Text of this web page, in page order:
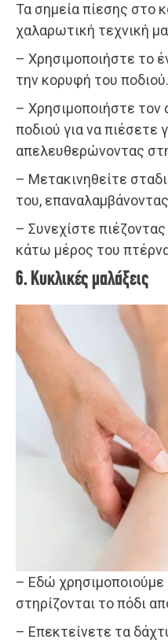
Τα σημεία πίεσης στο
χαλαρωτική τεχνική
– Χρησιμοποιήστε το
την κορυφή του ποδιού.
– Χρησιμοποιήστε τον
ποδιού για να πιέσετε
απελευθερώνοντας
– Μετακινηθείτε
του,
– Συνεχίστε
κάτω μέρος του
6. Κυκλικές μαλάξεις
– Εδώ χρησιμοποιούμε
στηρίζονται το πόδι
– Επεκτείνετε τα